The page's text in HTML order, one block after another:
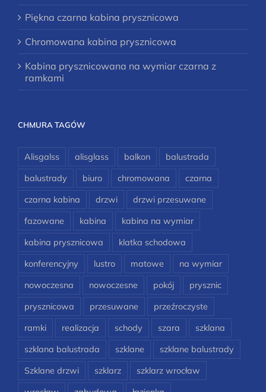
Piękna czarna kabina prysznicowa
Chromowana kabina prysznicowa
Kabina prysznicowana na wymiar czarna z
ramkami
CHMURA TAGÓW
Alisgalss alisglass balkon
balustrada
balustrady
biuro chromowana
czarna
czarna kabina
drzwi
drzwi przesuwane
fazowane
kabina
kabina na wymiar
kabina prysznicowa
klatka schodowa
konferencyjny
lustro matowe
na wymiar
nowoczesna
nowoczesne pokój
prysznic
prysznicowa
przesuwane
przeźroczyste
ramki
realizacja schody szara
szklana
szklana balustrada
szklane
szklane balustrady
Szklane drzwi
szklarz
szklarz wrocław